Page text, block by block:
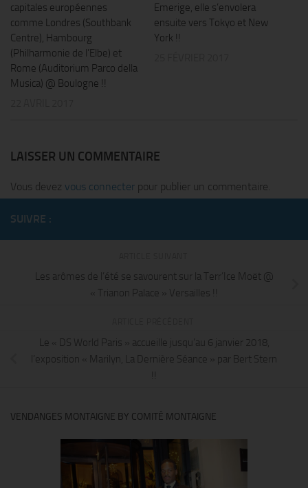
capitales européennes
comme Londres (Southbank
Centre), Hambourg
(Philharmonie de l’Elbe) et
Rome (Auditorium Parco della
Musica) @ Boulogne !!
Emerige, elle s’envolera
ensuite vers Tokyo et New
York !!
LAISSER UN COMMENTAIRE
Vous devez vous connecter pour publier un commentaire.
SUIVRE :
Les arômes de l’été se savourent sur la Terr’Ice Moët @
« Trianon Palace » Versailles !!
Le « DS World Paris » accueille jusqu’au 6 janvier 2018,
l’exposition « Marilyn, La Dernière Séance » par Bert Stern
VENDANGES MONTAIGNE BY COMITÉ MONTAIGNE